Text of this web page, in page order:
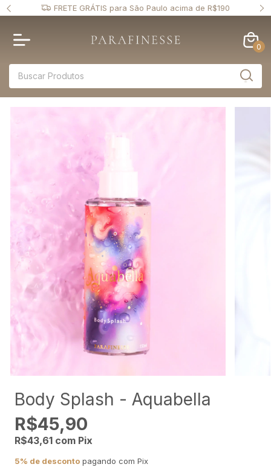
FRETE GRÁTIS para São Paulo acima de R$190
0
Body Splash - Aquabella
R$45,90
R$43,61 com Pix
5% de desconto pagando com Pix